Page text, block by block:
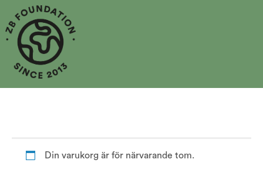
Din varukorg är för närvarande tom.